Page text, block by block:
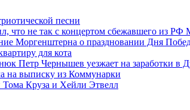
песни
что не так с концертом сбежавшего из РФ
Моргенштерна о праздновании Дня
для кота
Петр Чернышев уезжает на заработки в
на выписку из Коммунарки
Тома Круза и Хейли Этвелл